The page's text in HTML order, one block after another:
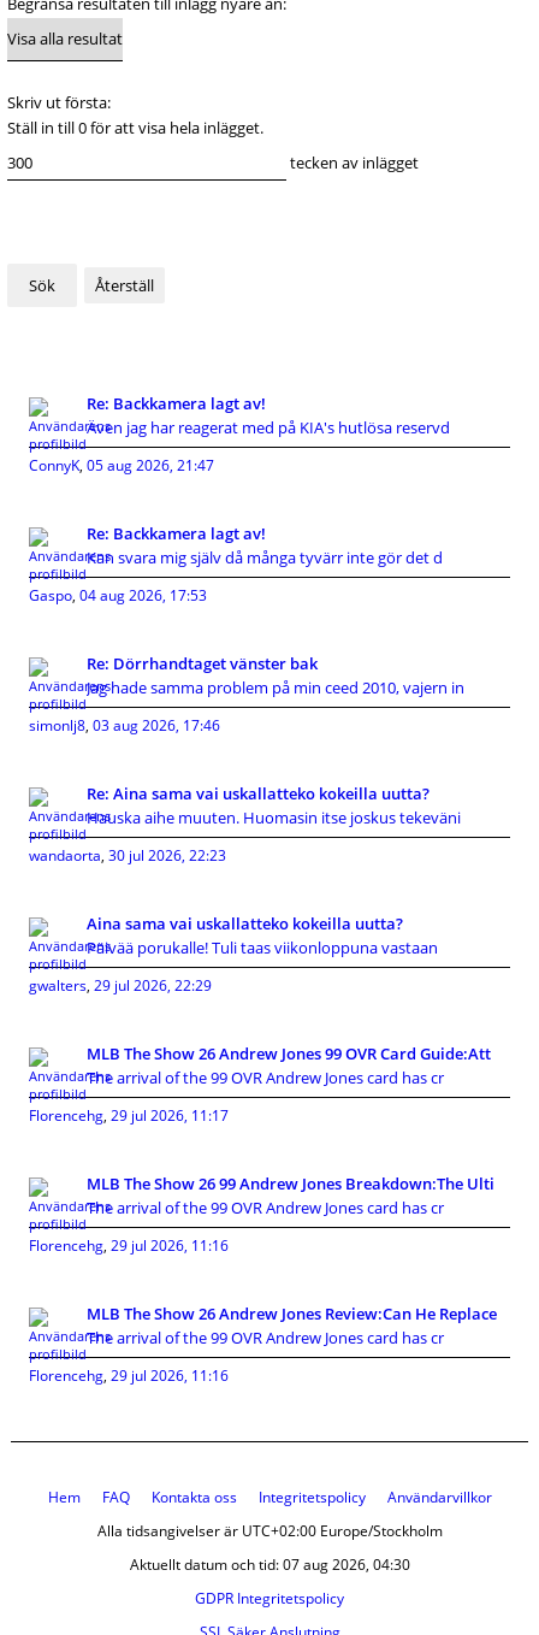
Skriv ut första:
Ställ in till 0 för att visa hela inlägget.
tecken av inlägget
Re: Backkamera lagt av!
Även jag har reagerat med på KIA's hutlösa reservd
ConnyK, 05 aug 2026, 21:47
Re: Backkamera lagt av!
Kan svara mig själv då många tyvärr inte gör det d
Gaspo, 04 aug 2026, 17:53
Re: Dörrhandtaget vänster bak
Jag hade samma problem på min ceed 2010, vajern in
simonlj8, 03 aug 2026, 17:46
Re: Aina sama vai uskallatteko kokeilla uutta?
Hauska aihe muuten. Huomasin itse joskus tekeväni
wandaorta, 30 jul 2026, 22:23
Aina sama vai uskallatteko kokeilla uutta?
Päivää porukalle! Tuli taas viikonloppuna vastaan
gwalters, 29 jul 2026, 22:29
MLB The Show 26 Andrew Jones 99 OVR Card Guide:Att
The arrival of the 99 OVR Andrew Jones card has cr
Florencehg, 29 jul 2026, 11:17
MLB The Show 26 99 Andrew Jones Breakdown:The Ulti
The arrival of the 99 OVR Andrew Jones card has cr
Florencehg, 29 jul 2026, 11:16
MLB The Show 26 Andrew Jones Review:Can He Replace
The arrival of the 99 OVR Andrew Jones card has cr
Florencehg, 29 jul 2026, 11:16
Hem FAQ Kontakta oss Integritetspolicy
Användarvillkor
Alla tidsangivelser är UTC+02:00 Europe/Stockholm
Aktuellt datum och tid: 07 aug 2026, 04:30
GDPR Integritetspolicy